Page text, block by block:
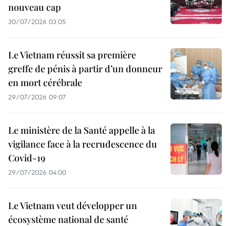
nouveau cap
30/07/2026 03:05
Le Vietnam réussit sa première
greffe de pénis à partir d’un donneur
en mort cérébrale
29/07/2026 09:07
Le ministère de la Santé appelle à la
vigilance face à la recrudescence du
Covid-19
29/07/2026 04:00
Le Vietnam veut développer un
écosystème national de santé